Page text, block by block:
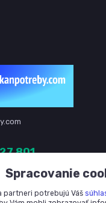
801
Spracovanie
partneri potrebujú Váš